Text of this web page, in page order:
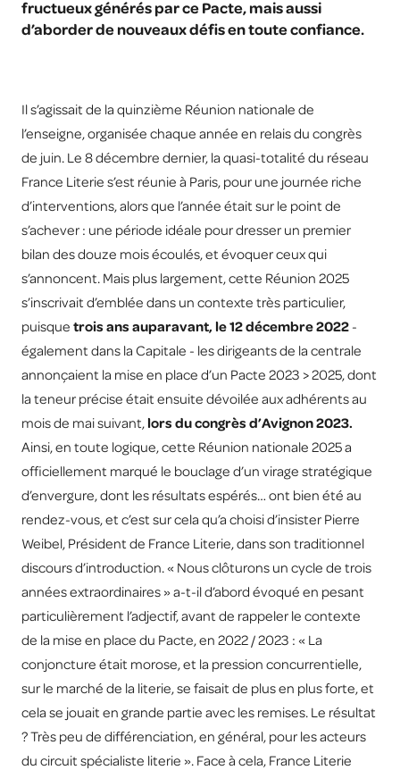
fructueux générés par ce Pacte, mais aussi
d’aborder de nouveaux défis en toute confiance.
Il s’agissait de la quinzième Réunion nationale de
l’enseigne, organisée chaque année en relais du congrès
de juin. Le 8 décembre dernier, la quasi-totalité du réseau
France Literie s’est réunie à Paris, pour une journée riche
d’interventions, alors que l’année était sur le point de
s’achever : une période idéale pour dresser un premier
bilan des douze mois écoulés, et évoquer ceux qui
s’annoncent. Mais plus largement, cette Réunion 2025
s’inscrivait d’emblée dans un contexte très particulier,
puisque trois ans auparavant, le 12 décembre 2022 -
également dans la Capitale - les dirigeants de la centrale
annonçaient la mise en place d’un Pacte 2023 > 2025, dont
la teneur précise était ensuite dévoilée aux adhérents au
mois de mai suivant, lors du congrès d’Avignon 2023.
Ainsi, en toute logique, cette Réunion nationale 2025 a
officiellement marqué le bouclage d’un virage stratégique
d’envergure, dont les résultats espérés… ont bien été au
rendez-vous, et c’est sur cela qu’a choisi d’insister Pierre
Weibel, Président de France Literie, dans son traditionnel
discours d’introduction. « Nous clôturons un cycle de trois
années extraordinaires » a-t-il d’abord évoqué en pesant
particulièrement l’adjectif, avant de rappeler le contexte
de la mise en place du Pacte, en 2022 / 2023 : « La
conjoncture était morose, et la pression concurrentielle,
sur le marché de la literie, se faisait de plus en plus forte, et
cela se jouait en grande partie avec les remises. Le résultat
? Très peu de différenciation, en général, pour les acteurs
du circuit spécialiste literie ». Face à cela, France Literie